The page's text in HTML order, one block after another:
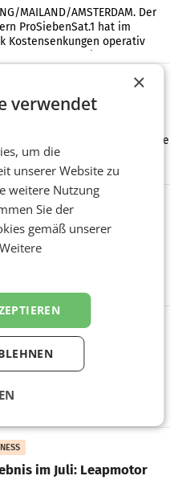
MAILAND/AMSTERDAM. Der
ProSiebenSat.1 hat im
Kostensenkungen operativ
für Zirkularität: ARA und
am POS über
August hinweg rücken die
Austria AG (ARA) und der
Müller die Initiative
in allen österreichischen
zwei Filialen in
– Im Rahmen einer
Die beiden Standorte liegen
im rund
für den Wechsel: Jürgen
ab 1.1.2027 auf Adeg
– Die geplante
zwischen Adeg und dem
Jürgen Albrecht ist
und der
im Juli: Leapmotor
×
verwendet
um die
unserer Website zu
weitere Nutzung
Sie der
gemäß unserer
Weitere